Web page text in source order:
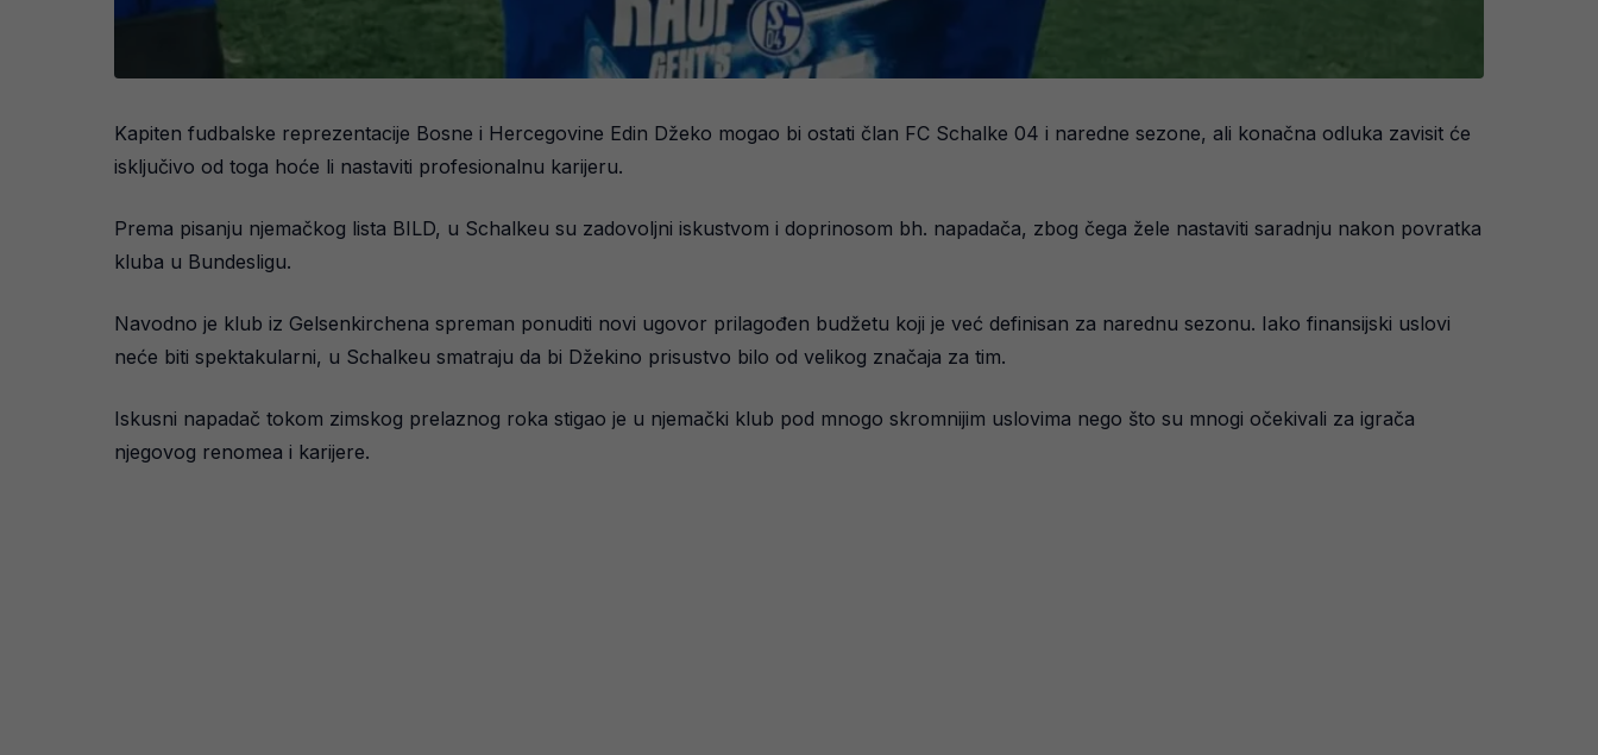
Kapiten fudbalske reprezentacije Bosne i Hercegovine Edin Džeko mogao bi ostati član FC Schalke 04 i naredne sezone, ali konačna odluka zavisit će
isključivo od toga hoće li nastaviti profesionalnu karijeru.
Prema pisanju njemačkog lista BILD, u Schalkeu su zadovoljni iskustvom i doprinosom bh. napadača, zbog čega žele nastaviti saradnju nakon povratka
kluba u Bundesligu.
Navodno je klub iz Gelsenkirchena spreman ponuditi novi ugovor prilagođen budžetu koji je već definisan za narednu sezonu. Iako finansijski uslovi
neće biti spektakularni, u Schalkeu smatraju da bi Džekino prisustvo bilo od velikog značaja za tim.
Iskusni napadač tokom zimskog prelaznog roka stigao je u njemački klub pod mnogo skromnijim uslovima nego što su mnogi očekivali za igrača
njegovog renomea i karijere.